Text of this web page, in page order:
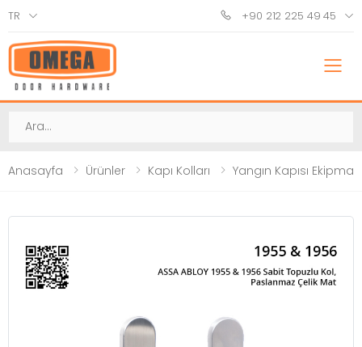
TR +90 212 225 49 45
Ara
Anasayfa Ürünler Kapı Kolları Yangın Kapısı